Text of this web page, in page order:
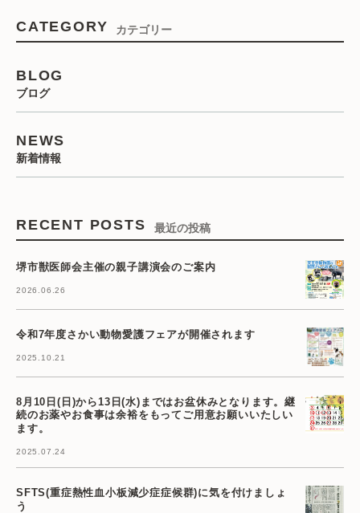
CATEGORY カテゴリー
BLOG
ブログ
NEWS
新着情報
RECENT POSTS 最近の投稿
堺市獣医師会主催の親子講演会のご案内
2026.06.26
令和7年度さかい動物愛護フェアが開催されます
2025.10.21
8月10日(日)から13日(水)まではお盆休みとなります。継
続のお薬やお食事は余裕をもってご用意お願いいたしい
ます。
2025.07.24
SFTS(重症熱性血小板減少症症候群)に気を付けましょ
う